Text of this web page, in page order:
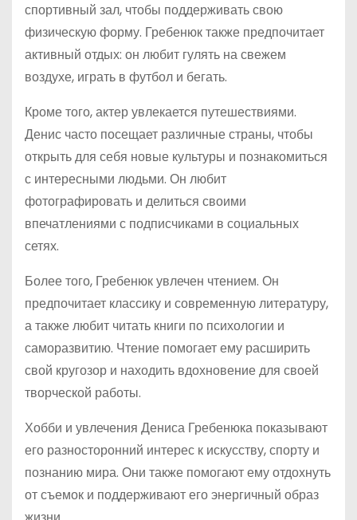
спортивный зал, чтобы поддерживать свою
физическую форму. Гребенюк также предпочитает
активный отдых: он любит гулять на свежем
воздухе, играть в футбол и бегать.
Кроме того, актер увлекается путешествиями.
Денис часто посещает различные страны, чтобы
открыть для себя новые культуры и познакомиться
с интересными людьми. Он любит
фотографировать и делиться своими
впечатлениями с подписчиками в социальных
сетях.
Более того, Гребенюк увлечен чтением. Он
предпочитает классику и современную литературу,
а также любит читать книги по психологии и
саморазвитию. Чтение помогает ему расширить
свой кругозор и находить вдохновение для своей
творческой работы.
Хобби и увлечения Дениса Гребенюка показывают
его разносторонний интерес к искусству, спорту и
познанию мира. Они также помогают ему отдохнуть
от съемок и поддерживают его энергичный образ